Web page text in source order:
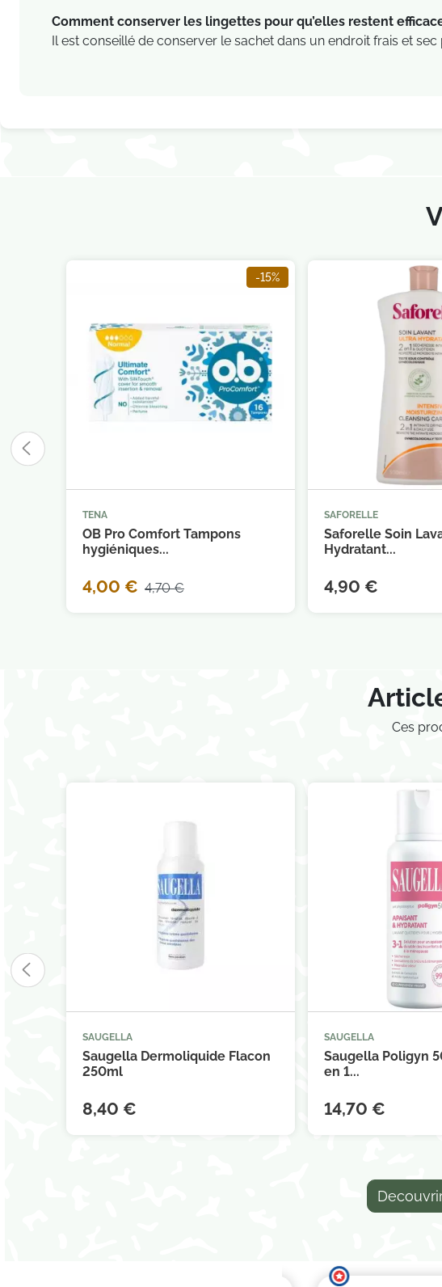
Comment conserver les lingettes pour qu’elles restent
Il est conseillé de conserver le sachet dans un endroit frais et
-15%
TENA
OB Pro Comfort Tampons
hygiéniques...
4,00 € 4,70 €
SAFORELLE
Saforelle Soin
Hydratant...
4,90 €
Ces
SAUGELLA
Saugella Dermoliquide Flacon
250ml
8,40 €
SAUGELLA
Saugella Poligyn
en 1...
14,70 €